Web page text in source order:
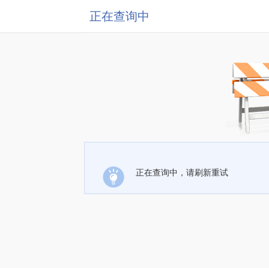
正在查询中
正在查询中，请刷新重试